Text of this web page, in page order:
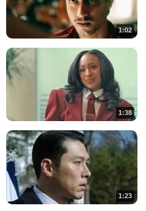
1:02
1:38
1:23